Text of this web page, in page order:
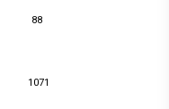
88
1071